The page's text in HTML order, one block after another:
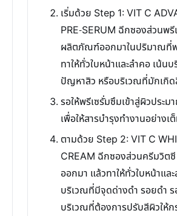
เริ่มด้วย Step 1: VIT C
PRE-SERUM ฉีกซองส่วนพรี
ผลิตภัณฑ์ออกมาในปริมาณที่พ
ทาให้ทั่วใบหน้าและลำคอ เน้น
ปัญหาสิว หรือบริเวณที่มักเกิด
รอให้พรีเซรั่มซึมเข้าสู่ผิวประ
เพื่อให้สารบำรุงทำงานอย่างเ
ตามด้วย Step 2: VIT C
CREAM ฉีกซองส่วนครีมวิต
ออกมา แล้วทาให้ทั่วใบหน้าแล
บริเวณที่มีจุดด่างดำ รอยดำ
บริเวณที่ต้องการปรับสีผิวให้ก